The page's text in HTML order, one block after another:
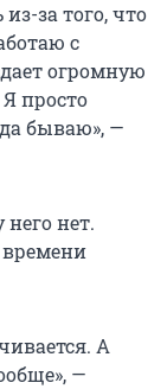
за того, что
с
огромную
просто
бываю», —
нет.
А
—